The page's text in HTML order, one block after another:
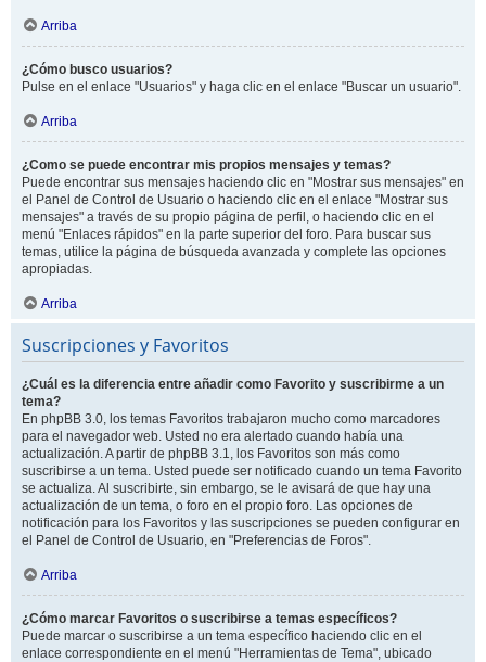
Arriba
¿Cómo busco usuarios?
Pulse en el enlace "Usuarios" y haga clic en el enlace "Buscar un usuario".
Arriba
¿Como se puede encontrar mis propios mensajes y temas?
Puede encontrar sus mensajes haciendo clic en "Mostrar sus mensajes" en
el Panel de Control de Usuario o haciendo clic en el enlace "Mostrar sus
mensajes" a través de su propio página de perfil, o haciendo clic en el
menú "Enlaces rápidos" en la parte superior del foro. Para buscar sus
temas, utilice la página de búsqueda avanzada y complete las opciones
apropiadas.
Arriba
Suscripciones y Favoritos
¿Cuál es la diferencia entre añadir como Favorito y suscribirme a un
tema?
En phpBB 3.0, los temas Favoritos trabajaron mucho como marcadores
para el navegador web. Usted no era alertado cuando había una
actualización. A partir de phpBB 3.1, los Favoritos son más como
suscribirse a un tema. Usted puede ser notificado cuando un tema Favorito
se actualiza. Al suscribirte, sin embargo, se le avisará de que hay una
actualización de un tema, o foro en el propio foro. Las opciones de
notificación para los Favoritos y las suscripciones se pueden configurar en
el Panel de Control de Usuario, en "Preferencias de Foros".
Arriba
¿Cómo marcar Favoritos o suscribirse a temas específicos?
Puede marcar o suscribirse a un tema específico haciendo clic en el
enlace correspondiente en el menú "Herramientas de Tema", ubicado